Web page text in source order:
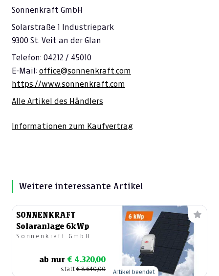
Sonnenkraft GmbH
Solarstraße 1 Industriepark
9300 St. Veit an der Glan
Telefon: 04212 / 45010
E-Mail: office@sonnenkraft.com
https://www.sonnenkraft.com
Alle Artikel des Händlers
Informationen zum Kaufvertrag
Weitere interessante Artikel
SONNENKRAFT
Solaranlage 6kWp
Sonnenkraft GmbH
ab nur € 4.320,00
statt€ 8.640,00 Artikel beendet